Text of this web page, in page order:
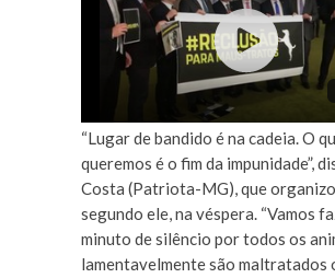
“Lugar de bandido é na cadeia. O
queremos é o fim da impunidade”,
Costa (Patriota-MG), que
segundo ele, na véspera. “Vamos
minuto de silêncio por todos os
lamentavelmente são maltratados